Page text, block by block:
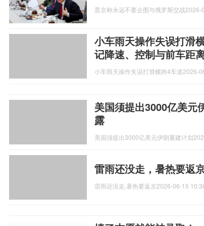
普京称永远不要企图与俄罗斯交战2026-
小车雨天操作失误打滑
记降速、控制与前车距
小车雨天操作失误打滑横跨4车道2026-
美国须提出3000亿美元
露
美国须提出3000亿美元伊朗重建计划
雷雨还没走，暑热要返
雷雨还没走,暑热要返京2026-06-15